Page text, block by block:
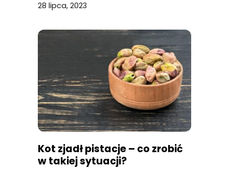
28 lipca, 2023
Kot zjadł pistacje – co zrobić
w takiej sytuacji?